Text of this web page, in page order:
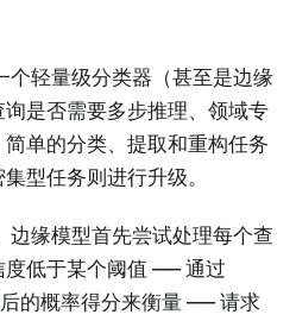
个轻量级分类器（甚至是边缘
是否需要多步推理、领域专
单的分类、提取和重构任务
型任务则进行升级。
边缘模型首先尝试处理每个查
低于某个阈值 —— 通过
的概率得分来衡量 —— 请求